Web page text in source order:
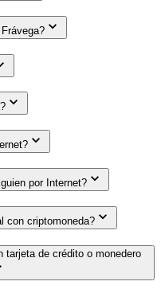
por Internet?
con criptomoneda?
tarjeta de crédito o monedero